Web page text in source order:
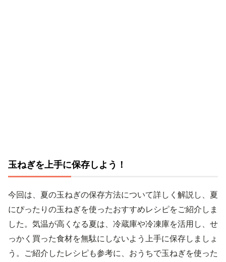
玉ねぎを上手に保存しよう！
今回は、夏の玉ねぎの保存方法について詳しく解説し、夏
にぴったりの玉ねぎを使ったおすすめレシピをご紹介しま
した。気温が高くなる夏は、冷蔵庫や冷凍庫を活用し、せ
っかく買った食材を無駄にしないよう上手に保存しましょ
う。ご紹介したレシピも参考に、おうちで玉ねぎを使った